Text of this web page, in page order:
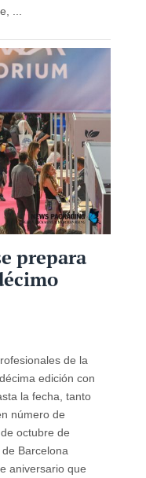
...
prepara
de la
edición con
la fecha, tanto
número de
octubre de
Barcelona
aniversario que